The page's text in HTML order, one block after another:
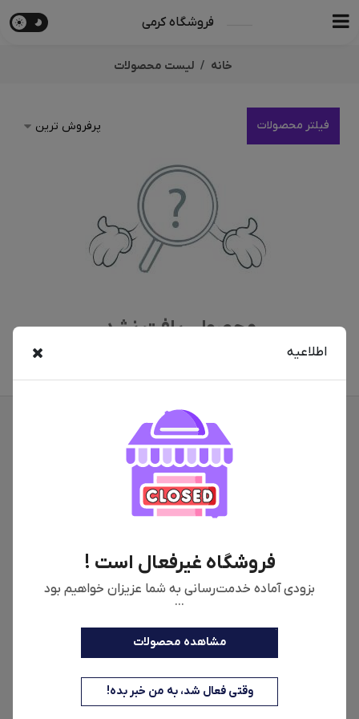
فروشگاه کرمی
اطلاعیه
فروشگاه غیرفعال است !
بزودی آماده خدمت‌رسانی به شما عزیزان خواهیم بود
...
مشاهده محصولات
وقتی فعال شد، به من خبر بده!
خانه لیست محصولات
فیلتر محصولات
محصولی یافت نشد
اطلاعات فروشگاه
شماره تماس
09907474707